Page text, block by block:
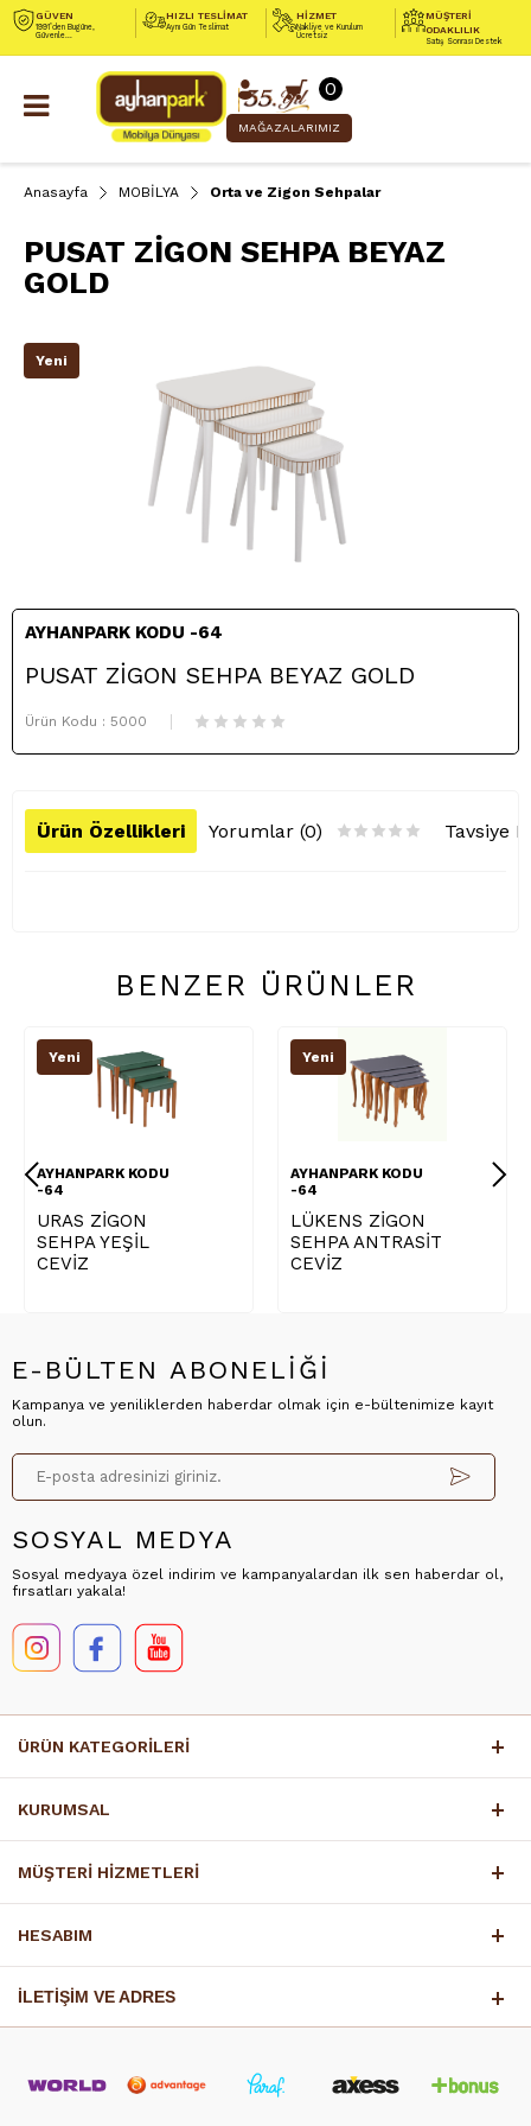
GÜVEN
1991’den Bugüne,
Güvenle...
HIZLI TESLİMAT
Aynı Gün Teslimat
HİZMET
Nakliye ve Kurulum
Ücretsiz
MÜŞTERİ
ODAKLILIK
Satış Sonrası Destek
0
MAĞAZALARIMIZ
Anasayfa MOBİLYA Orta ve Zigon Sehpalar
PUSAT ZİGON SEHPA BEYAZ
GOLD
Yeni
AYHANPARK KODU -64
PUSAT ZİGON SEHPA BEYAZ GOLD
Ürün Kodu : 5000
Ürün Özellikleri Yorumlar (0) Tavsiye
BENZER ÜRÜNLER
Yeni
AYHANPARK KODU
LÜKENS ZİGON
SEHPA ANTRASİT
CEVİZ
Yeni
AYHANPARK KODU
KONACIK ORTA
SEHPA CEVİZ
E-BÜLTEN ABONELİĞİ
Kampanya ve yeniliklerden haberdar olmak için e-bültenimize kayıt
olun.
SOSYAL MEDYA
Sosyal medyaya özel indirim ve kampanyalardan ilk sen haberdar ol,
fırsatları yakala!
ÜRÜN KATEGORİLERİ
KURUMSAL
MÜŞTERİ HİZMETLERİ
HESABIM
İLETİŞİM VE ADRES